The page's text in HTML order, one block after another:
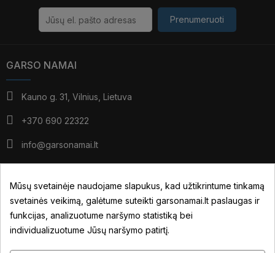
Prenumeruoti
GARSO NAMAI
Kauno g. 31, Vilnius, Lietuva
+370 690 22322
info@garsonamai.lt
V: 10:00 - 18:00
*pietūs: 14:00 - 15:00
VI: pagal susitarimą
Mūsų svetainėje naudojame slapukus, kad užtikrintume tinkamą
svetainės veikimą, galėtume suteikti garsonamai.lt paslaugas ir
funkcijas, analizuotume naršymo statistiką bei
individualizuotume Jūsų naršymo patirtį.